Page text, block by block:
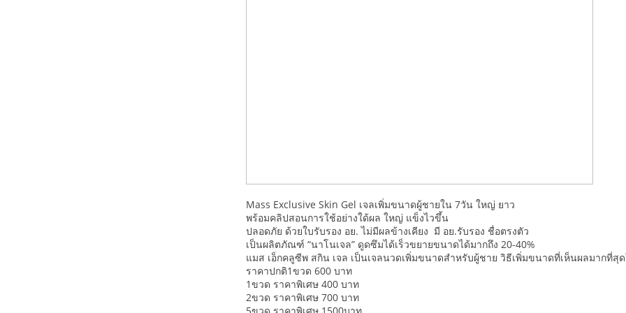
Mass Exclusive Skin Gel เจลเพิ่มขนาดผู้ชายใน 7วัน ใหญ่ ยาว
พร้อมคลิปสอนการใช้อย่างใด้ผล ใหญ่ แข็งไวขึ้น
ปลอดภัย ด้วยใบรับรอง อย. ไม่มีผลข้างเคียง มี อย.รับรอง ชื่อตรงตัว
เป็นผลิตภัณฑ์ “นาโนเจล” ดูดซึมได้เร็วขยายขนาดได้มากถึง 20-40%
แมส เอ็กคลูซีพ สกิน เจล เป็นเจลนวดเพิ่มขนาดสำหรับผู้ชาย วิธีเพิ่มขนาดที่เห็นผลมากที่สุ
ราคาปกติ1ขวด 600 บาท
1ขวด ราคาพิเศษ 400 บาท
2ขวด ราคาพิเศษ 700 บาท